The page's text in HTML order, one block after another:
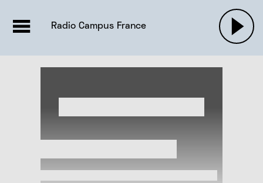
ACTUALITÉS
EMISSIONS |
PODCASTS
Radio Campus France